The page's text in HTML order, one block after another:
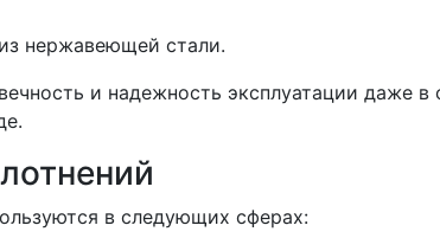
нержавеющей стали.
и надежность эксплуатации даже
в следующих сферах: